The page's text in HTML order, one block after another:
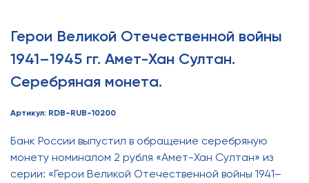
Герои Великой Отечественной войны
1941–1945 гг. Амет-Хан Султан.
Серебряная монета.
Артикул: RDB-RUB-10200
Банк России выпустил в обращение серебряную
монету номиналом 2 рубля «Амет-Хан Султан» из
серии: «Герои Великой Отечественной войны 1941–